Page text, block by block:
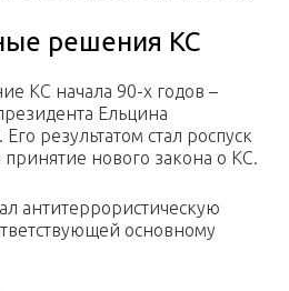
решения КС
КС начала 90-х годов –
Ельцина
результатом стал роспуск
принятие нового закона о КС.
антитеррористическую
основному